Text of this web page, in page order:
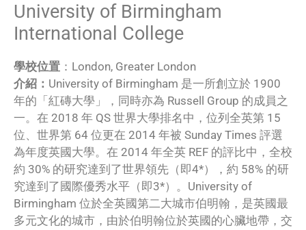
University of Birmingham
International College
學校位置 ：London, Greater London
介紹： University of Birmingham 是一所創立於 1900
年的「紅磚大學」，同時亦為 Russell Group 的成員之
一。在 2018 年 QS 世界大學排名中，位列全英第 15
位、世界第 64 位更在 2014 年被 Sunday Times 評選
為年度英國大學。在 2014 年全英 REF 的評比中，全校
約 30% 的研究達到了世界領先（即4*），約 58% 的研
究達到了國際優秀水平（即3*）。University of
Birmingham 位於全英國第二大城市伯明翰，是英國最
多元文化的城市，由於伯明翰位於英國的心臟地帶，交